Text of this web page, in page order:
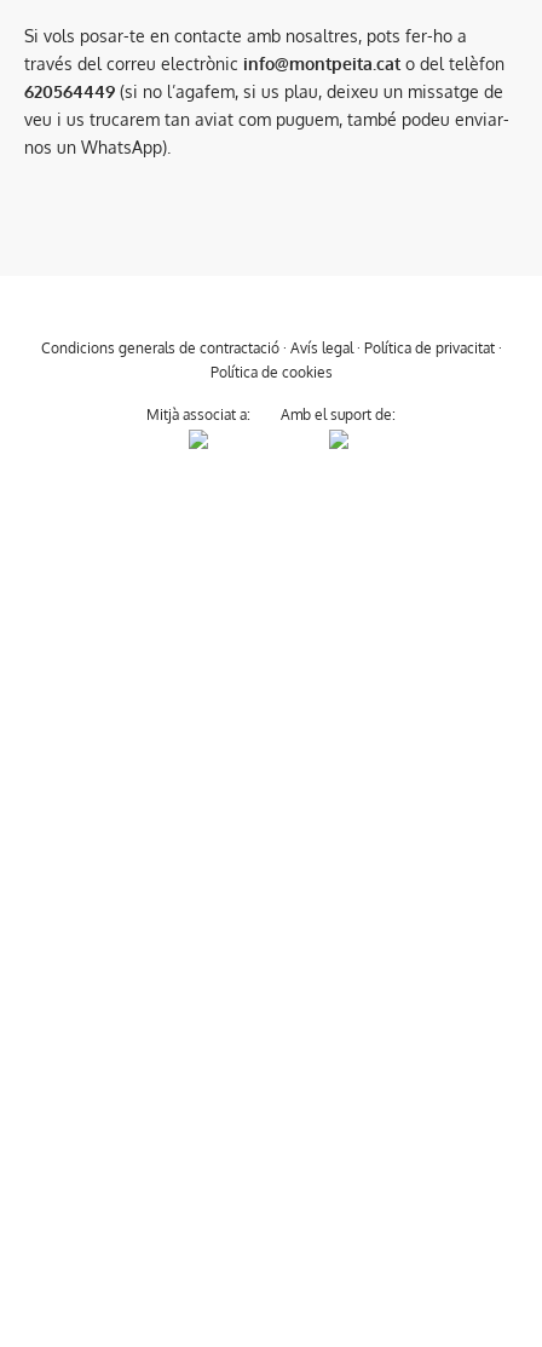
Si vols posar-te en contacte amb nosaltres, pots fer-ho a
través del correu electrònic info@montpeita.cat o del telèfon
620564449 (si no l’agafem, si us plau, deixeu un missatge de
veu i us trucarem tan aviat com puguem, també podeu enviar-
nos un WhatsApp).
Condicions generals de contractació· Avís legal · Política de privacitat·
Política de cookies
Mitjà associat a: Amb el suport de: